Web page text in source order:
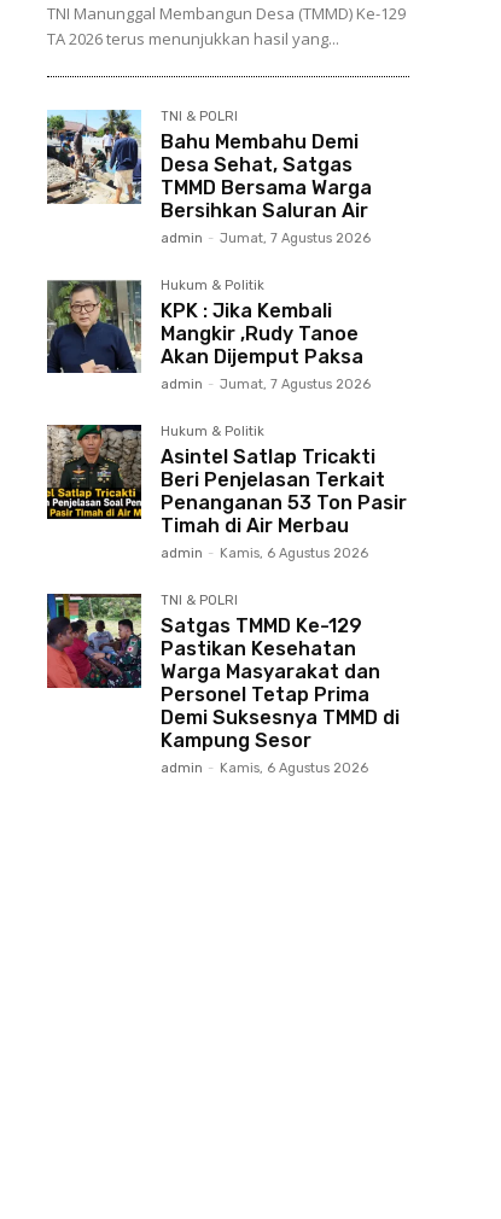
TNI Manunggal Membangun Desa (TMMD) Ke-129
TA 2026 terus menunjukkan hasil yang...
TNI & POLRI
Bahu Membahu Demi
Desa Sehat, Satgas
TMMD Bersama Warga
Bersihkan Saluran Air
admin - Jumat, 7 Agustus 2026
Hukum & Politik
KPK : Jika Kembali
Mangkir ,Rudy Tanoe
Akan Dijemput Paksa
admin - Jumat, 7 Agustus 2026
Hukum & Politik
Asintel Satlap Tricakti
Beri Penjelasan Terkait
Penanganan 53 Ton Pasir
Timah di Air Merbau
admin - Kamis, 6 Agustus 2026
TNI & POLRI
Satgas TMMD Ke-129
Pastikan Kesehatan
Warga Masyarakat dan
Personel Tetap Prima
Demi Suksesnya TMMD di
Kampung Sesor
admin - Kamis, 6 Agustus 2026